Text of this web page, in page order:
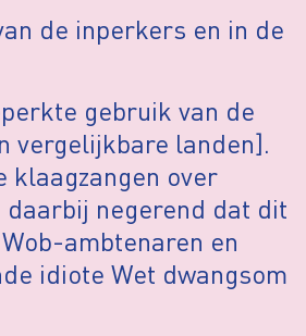
de inperkers en in de
gebruik van de
vergelijkbare landen].
klaagzangen over
negerend dat dit
ambtenaren en
idiote Wet dwangsom